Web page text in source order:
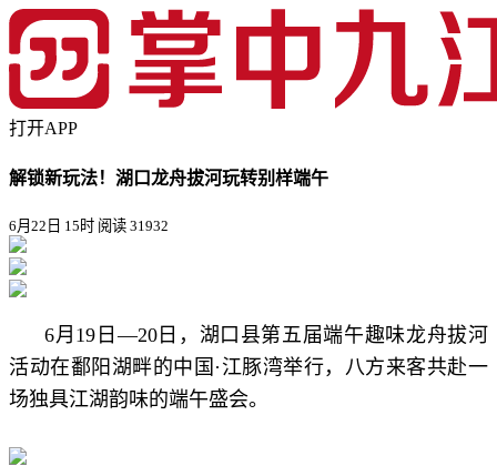
打开APP
解锁新玩法！湖口龙舟拔河玩转别样端午
6月22日 15时 阅读 31932
6月19日—20日，湖口县第五届端午趣味龙舟拔河
活动在鄱阳湖畔的中国·江豚湾举行，八方来客共赴一
场独具江湖韵味的端午盛会。